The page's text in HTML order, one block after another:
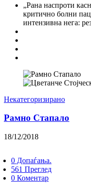
„Рана наспроти
критично болни
интензивна нега:
Некатегоризирано
Рамно Стапало
18/12/2018
0 Допаѓања.
561 Преглед
0 Коментар